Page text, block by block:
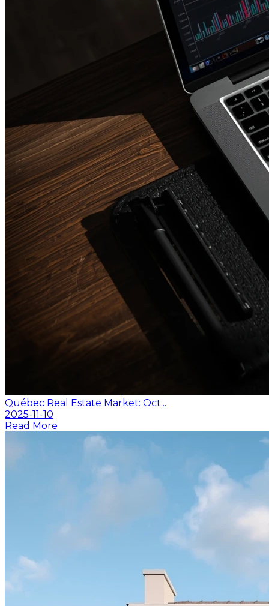
Québec Real Estate Market: Oct...
2025-11-10
Read More